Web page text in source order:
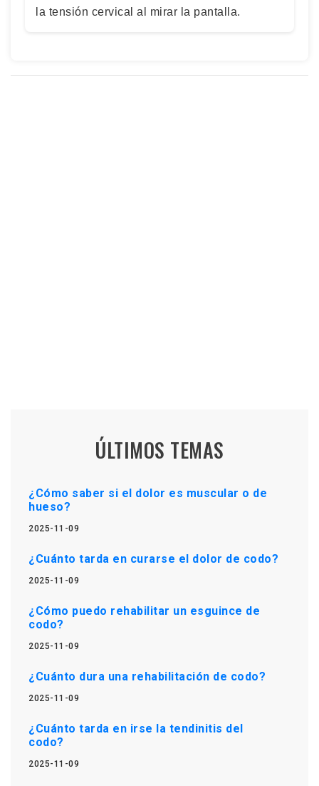
la tensión cervical al mirar la pantalla.
ÚLTIMOS TEMAS
¿Cómo saber si el dolor es muscular o de
hueso?
2025-11-09
¿Cuánto tarda en curarse el dolor de codo?
2025-11-09
¿Cómo puedo rehabilitar un esguince de
codo?
2025-11-09
¿Cuánto dura una rehabilitación de codo?
2025-11-09
¿Cuánto tarda en irse la tendinitis del
codo?
2025-11-09